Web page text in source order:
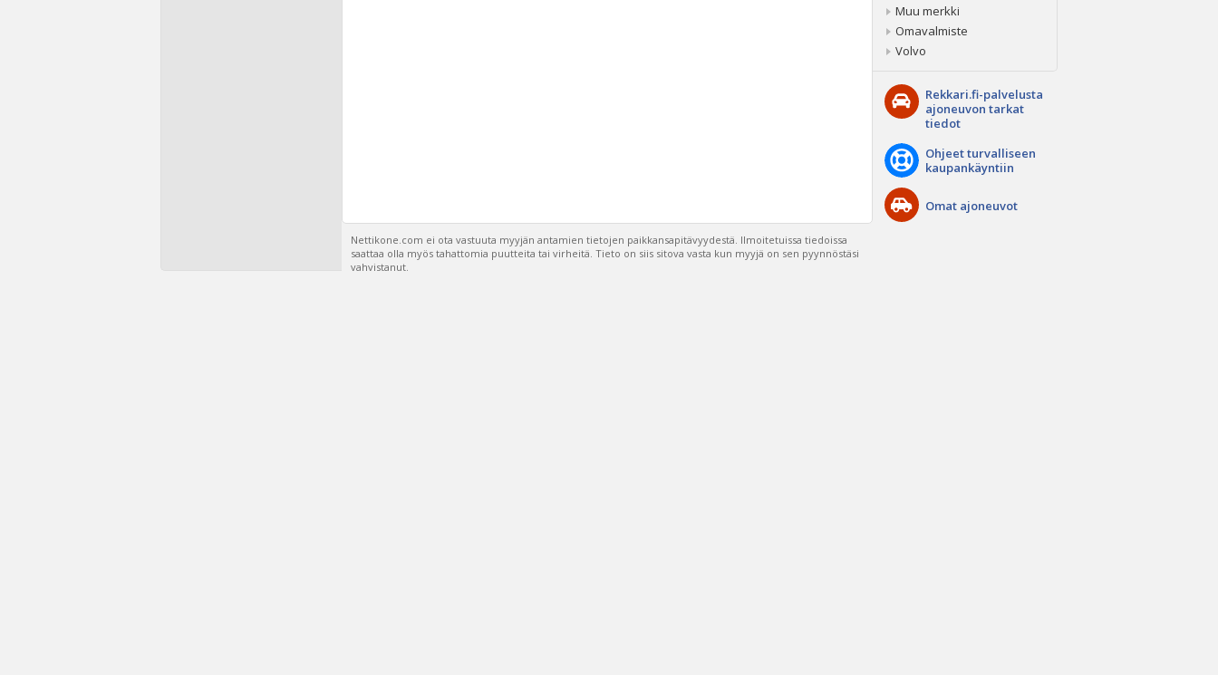
Nettikone.com ei ota vastuuta myyjän antamien tietojen paikkansapitävyydestä. Ilmoitetuissa tiedoissa
saattaa olla myös tahattomia puutteita tai virheitä. Tieto on siis sitova vasta kun myyjä on sen pyynnöstäsi
vahvistanut.
Muu merkki
Omavalmiste
Volvo
Rekkari.fi-palvelusta
ajoneuvon tarkat
tiedot
Ohjeet turvalliseen
kaupankäyntiin
Omat ajoneuvot